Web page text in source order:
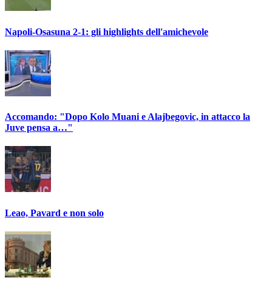
Napoli-Osasuna 2-1: gli highlights dell'amichevole
Accomando: "Dopo Kolo Muani e Alajbegovic, in attacco la
Juve pensa a…"
Leao, Pavard e non solo